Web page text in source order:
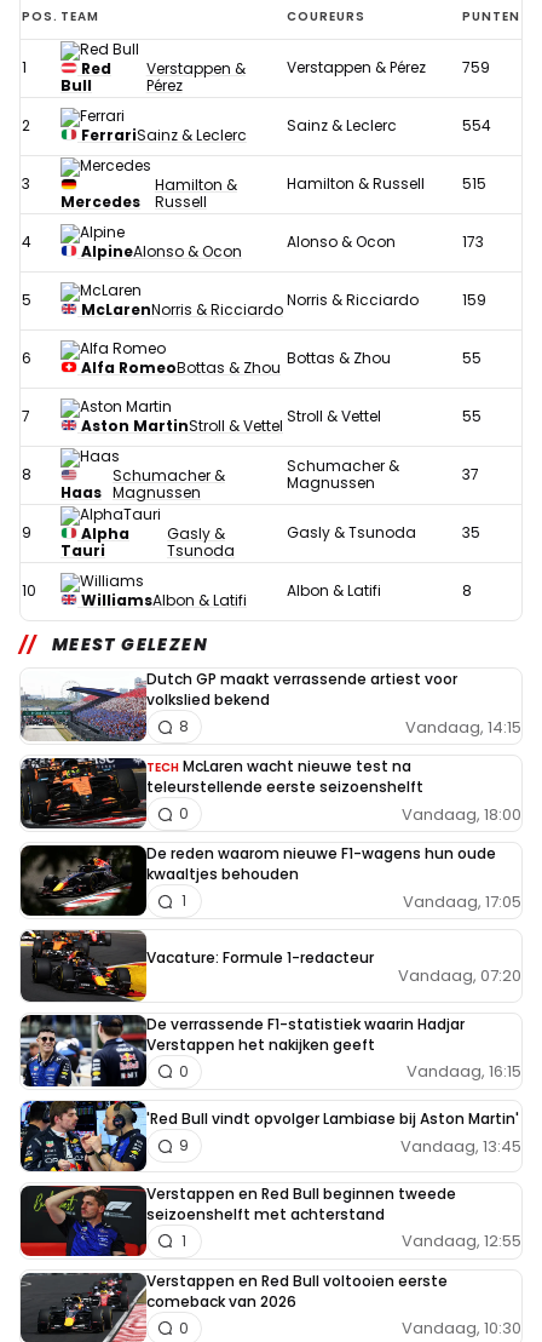
POS. TEAM COUREURS PUNTEN
1
Red
Bull
Verstappen &
Pérez
Verstappen & Pérez 759
2 FerrariSainz & Leclerc Sainz & Leclerc 554
3
Mercedes
Hamilton &
Russell
Hamilton & Russell 515
4 AlpineAlonso & Ocon Alonso & Ocon 173
5 McLarenNorris & RicciardoNorris & Ricciardo 159
6 Alfa RomeoBottas & Zhou Bottas & Zhou 55
7 Aston MartinStroll & Vettel Stroll & Vettel 55
8
Haas
Schumacher &
Magnussen
Schumacher &
Magnussen
37
9
Alpha
Tauri
Gasly &
Tsunoda
Gasly & Tsunoda 35
10 WilliamsAlbon & Latifi Albon & Latifi 8
MEEST GELEZEN
Dutch GP maakt verrassende artiest voor
volkslied bekend
Vandaag, 14:15
8
TECH McLaren wacht nieuwe test na
teleurstellende eerste seizoenshelft
Vandaag, 18:00
0
De reden waarom nieuwe F1-wagens hun oude
kwaaltjes behouden
Vandaag, 17:05
1
Vacature: Formule 1-redacteur
Vandaag, 07:20
De verrassende F1-statistiek waarin Hadjar
Verstappen het nakijken geeft
Vandaag, 16:15
0
'Red Bull vindt opvolger Lambiase bij Aston Martin'
Vandaag, 13:45
9
Verstappen en Red Bull beginnen tweede
seizoenshelft met achterstand
Vandaag, 12:55
1
Verstappen en Red Bull voltooien eerste
comeback van 2026
Vandaag, 10:30
0